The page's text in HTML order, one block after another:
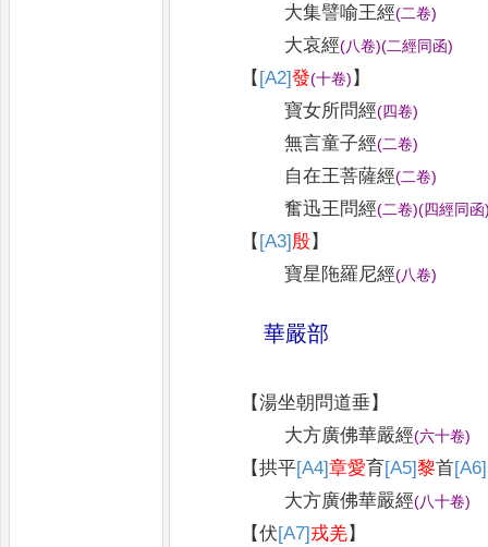
大集譬喻王經(二卷)
大哀經(八卷)(二經同函)
【 [A2]發(十卷) 】
寶女所問經(四卷)
無言童子經(二卷)
自在王菩薩經(二卷)
奮迅王問經(二卷)(四經同函
【 [A3]殷】
寶星陁羅尼經(八卷)
華嚴部
【湯坐朝問道垂】
大方廣佛華嚴經(六十卷)
【拱平[A4]章愛育 [A5]黎首[A6]
大方廣佛華嚴經(八十卷)
【伏[A7] 戎羌】